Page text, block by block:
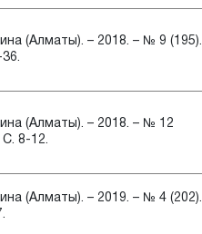
(Алматы). – 2018. – № 9 (195).
(Алматы). – 2018. – № 12
С. 8-12.
(Алматы). – 2019. – № 4 (202).